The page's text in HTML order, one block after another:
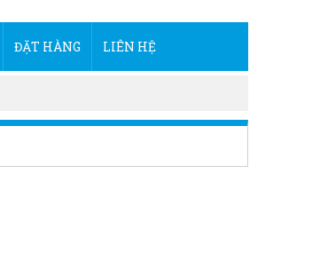
ĐẶT HÀNG LIÊN HỆ